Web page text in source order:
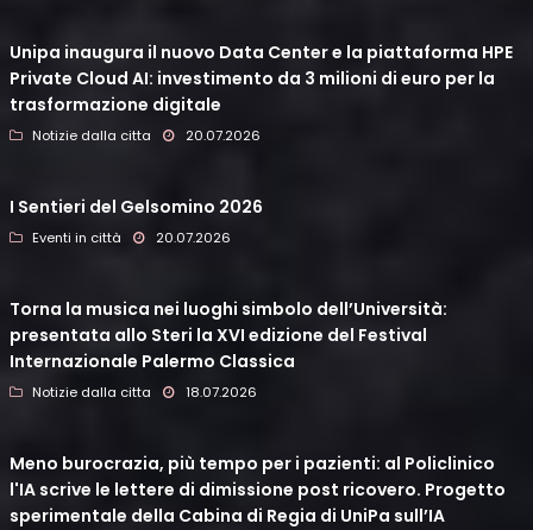
Unipa inaugura il nuovo Data Center e la piattaforma HPE
Private Cloud AI: investimento da 3 milioni di euro per la
trasformazione digitale
Notizie dalla citta 20.07.2026
I Sentieri del Gelsomino 2026
Eventi in città 20.07.2026
Torna la musica nei luoghi simbolo dell’Università:
presentata allo Steri la XVI edizione del Festival
Internazionale Palermo Classica
Notizie dalla citta 18.07.2026
Meno burocrazia, più tempo per i pazienti: al Policlinico
l'IA scrive le lettere di dimissione post ricovero. Progetto
sperimentale della Cabina di Regia di UniPa sull’IA